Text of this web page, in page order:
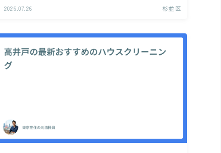
2026.07.26 杉並区